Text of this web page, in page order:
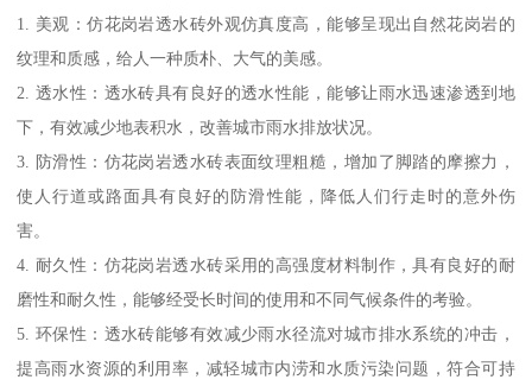
1. 美观：仿花岗岩透水砖外观仿真度高，能够呈现出自然花岗岩的
纹理和质感，给人一种质朴、大气的美感。
2. 透水性：透水砖具有良好的透水性能，能够让雨水迅速渗透到地
下，有效减少地表积水，改善城市雨水排放状况。
3. 防滑性：仿花岗岩透水砖表面纹理粗糙，增加了脚踏的摩擦力，
使人行道或路面具有良好的防滑性能，降低人们行走时的意外伤
害。
4. 耐久性：仿花岗岩透水砖采用的高强度材料制作，具有良好的耐
磨性和耐久性，能够经受长时间的使用和不同气候条件的考验。
5. 环保性：透水砖能够有效减少雨水径流对城市排水系统的冲击，
提高雨水资源的利用率，减轻城市内涝和水质污染问题，符合可持